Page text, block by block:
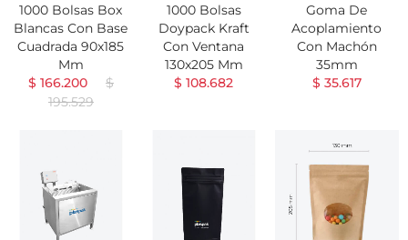
1000 Bolsas Box
Blancas Con Base
Cuadrada 90x185
Mm
$ 166.200
$
195.529
1000 Bolsas
Doypack Kraft
Con Ventana
130x205 Mm
$ 108.682
Goma De
Acoplamiento
Con Machón
35mm
$ 35.617